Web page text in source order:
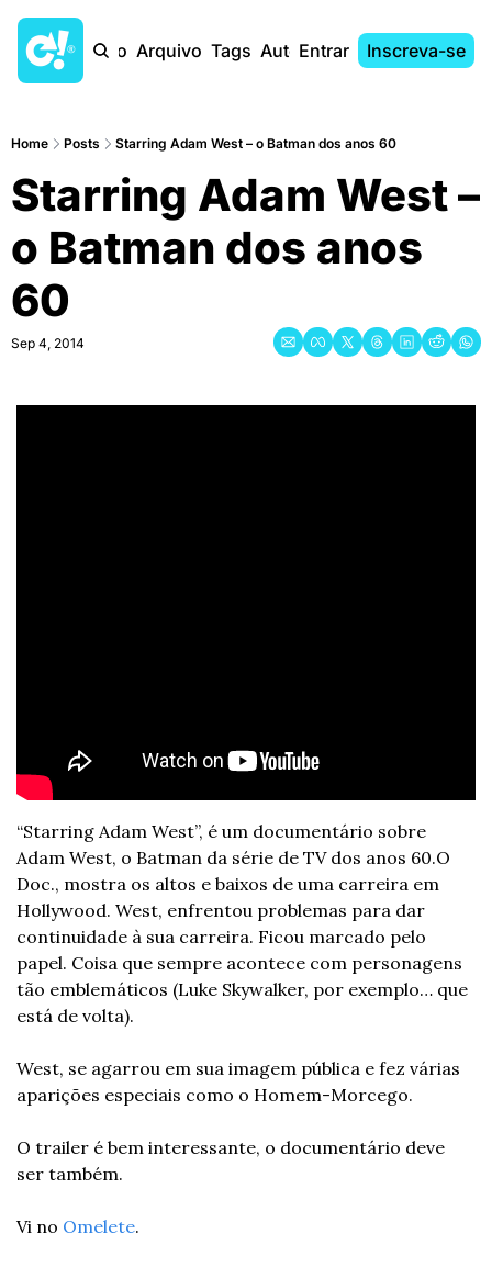
Início Arquivo Tags AutoresEntrar Inscreva-se
Home Posts Starring Adam West – o Batman dos anos 60
Starring Adam West –
o Batman dos anos
60
Sep 4, 2014
“Starring Adam West”, é um documentário sobre
Adam West, o Batman da série de TV dos anos 60.O
Doc., mostra os altos e baixos de uma carreira em
Hollywood. West, enfrentou problemas para dar
continuidade à sua carreira. Ficou marcado pelo
papel. Coisa que sempre acontece com personagens
tão emblemáticos (Luke Skywalker, por exemplo… que
está de volta).
West, se agarrou em sua imagem pública e fez várias
aparições especiais como o Homem-Morcego.
O trailer é bem interessante, o documentário deve
ser também.
Vi no Omelete.